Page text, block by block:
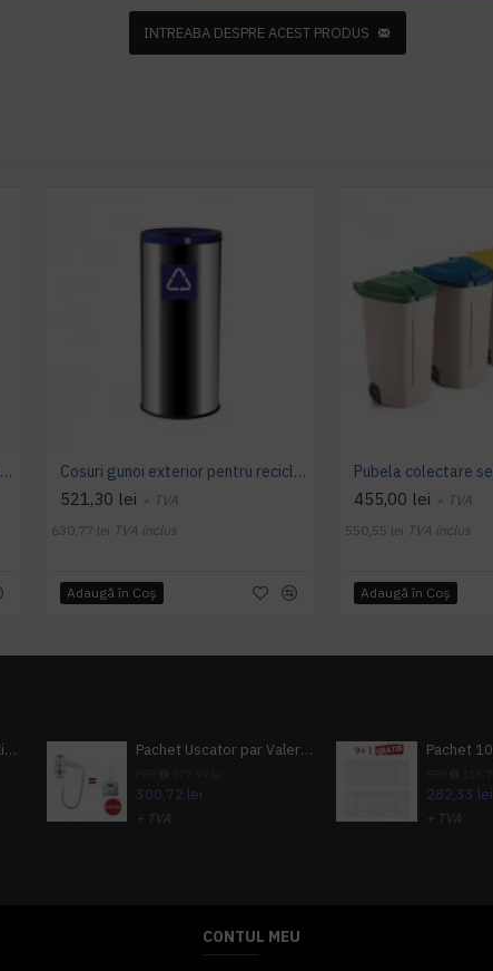
INTREABA DESPRE ACEST PRODUS
Cosuri cu pedala pentru colectarea selectiva 30, 60L, rosu, galben, verbe, albastru, alb Cosuri gunoi exterior pentru reciclare, 45 L
521,30 lei + TVA
630,77 lei TVA inclus
Adaugă în Coş
455,00 lei + TVA
550,55 lei TVA inclus
Adaugă în Coş
Pachet 100 seturi hoteliere, set dentar, set barbierit, casca de dus, pila unghii, set cusut Pachet Uscator par Valera Action Super Plus + GRATUIT Sampon si gel de dus Tork
300,72 lei
+ TVA
282,33 lei
+ TVA
CONTUL MEU